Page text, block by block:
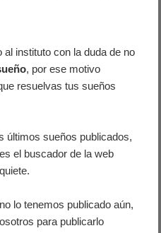
instituto con la duda de no
, por ese motivo
resuelvas tus sueños
últimos sueños publicados,
el buscador de la web
lo tenemos publicado aún,
para publicarlo